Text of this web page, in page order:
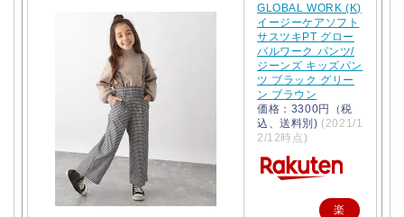
GLOBAL WORK (K)
イージーケアソフト
サスツキPT グロー
バルワーク パンツ/
ジーンズ キッズパン
ツ ブラック グリー
ン ブラウン
価格：3300円（税
込、送料別) (2021/1
2/12時点)
楽